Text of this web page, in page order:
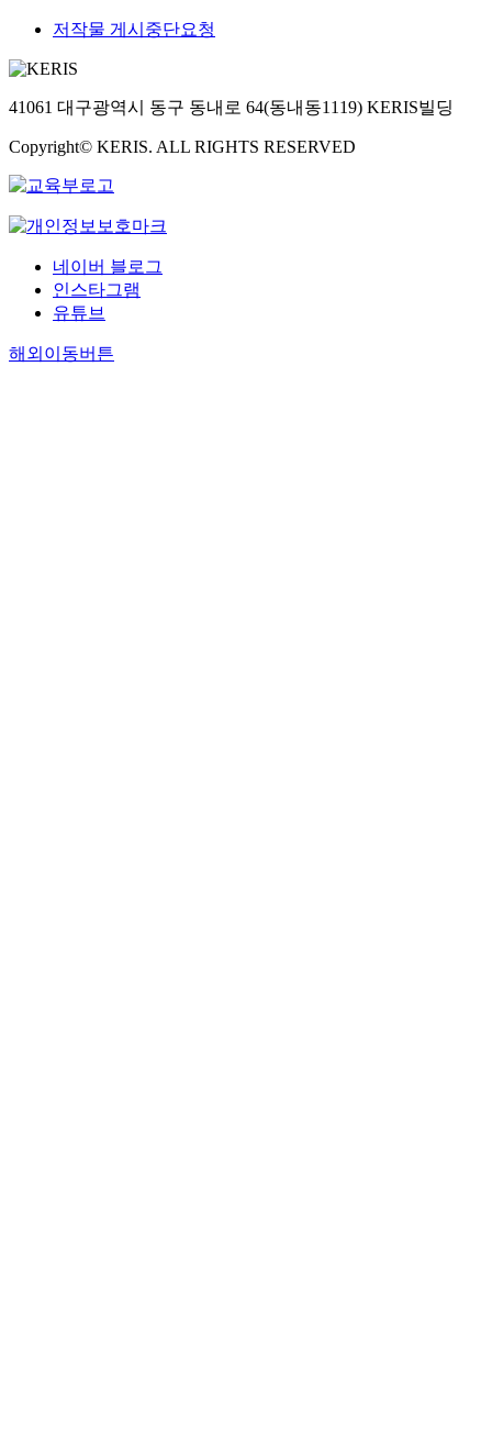
저작물 게시중단요청
41061 대구광역시 동구 동내로 64(동내동1119) KERIS빌딩
Copyright© KERIS. ALL RIGHTS RESERVED
네이버 블로그
인스타그램
유튜브
해외이동버튼